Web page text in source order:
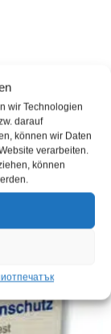
wir Technologien
darauf
können wir Daten
verarbeiten.
können
отпечатък